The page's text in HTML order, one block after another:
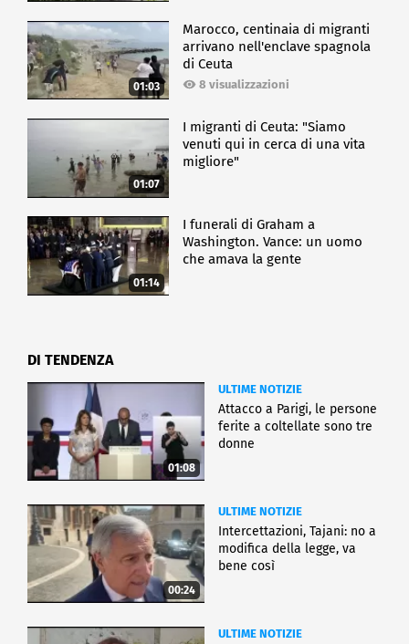
01:03
Marocco, centinaia di migranti
arrivano nell'enclave spagnola
di Ceuta
8 visualizzazioni
01:07
I migranti di Ceuta: "Siamo
venuti qui in cerca di una vita
migliore"
01:14
I funerali di Graham a
Washington. Vance: un uomo
che amava la gente
DI TENDENZA
01:08
ULTIME NOTIZIE
Attacco a Parigi, le persone
ferite a coltellate sono tre
donne
00:24
ULTIME NOTIZIE
Intercettazioni, Tajani: no a
modifica della legge, va
bene così
ULTIME NOTIZIE